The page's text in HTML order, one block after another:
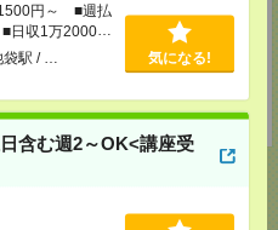
円～ ■週払
収1万2000円
駅 / … 気になる!
含む週2～OK<講座受
宮仲町センタービル3F（さいたま
付時間⇒9:30-21:00